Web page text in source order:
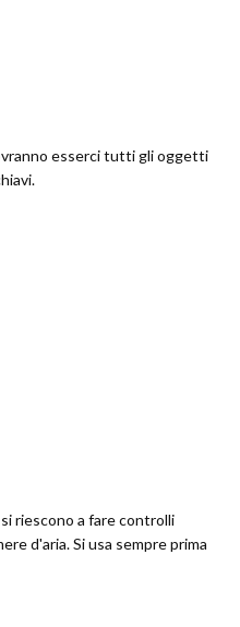
esserci tutti gli oggetti
riescono a fare controlli
d'aria. Si usa sempre prima